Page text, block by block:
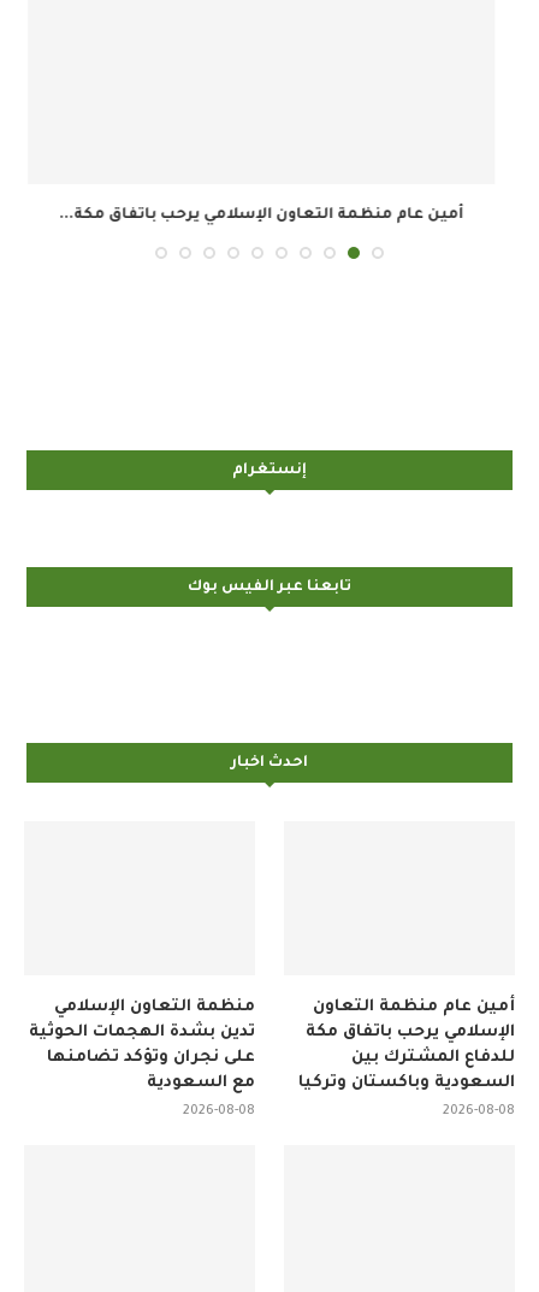
أمين عام منظمة التعاون الإسلامي يرحب باتفاق مكة...
إنستغرام
تابعنا عبر الفيس بوك
احدث اخبار
منظمة التعاون الإسلامي
تدين بشدة الهجمات الحوثية
على نجران وتؤكد تضامنها
مع السعودية
2026-08-08
أمين عام منظمة التعاون
الإسلامي يرحب باتفاق مكة
للدفاع المشترك بين
السعودية وباكستان وتركيا
2026-08-08